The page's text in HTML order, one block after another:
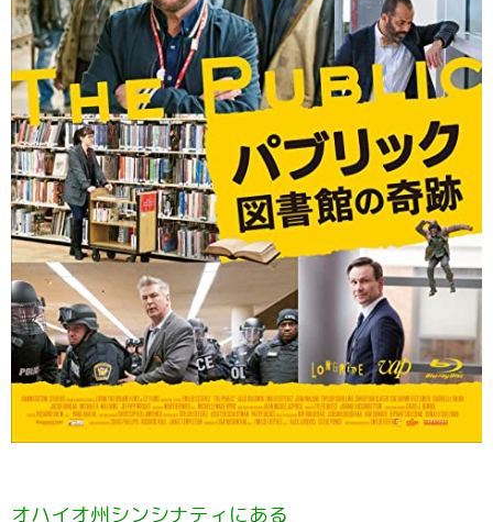
オハイオ州シンシナティにある